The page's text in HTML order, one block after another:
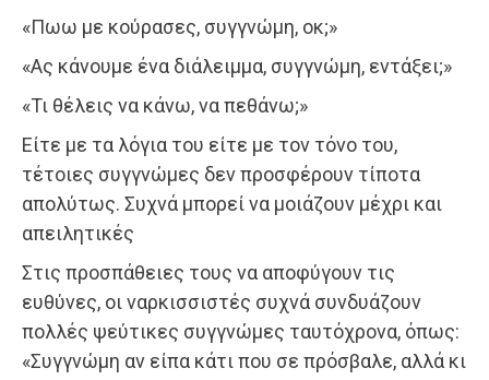
«Πωω με κούρασες, συγγνώμη, οκ;»
«Ας κάνουμε ένα διάλειμμα, συγγνώμη, εντάξει;»
«Τι θέλεις να κάνω, να πεθάνω;»
Είτε με τα λόγια του είτε με τον τόνο του,
τέτοιες συγγνώμες δεν προσφέρουν τίποτα
απολύτως. Συχνά μπορεί να μοιάζουν μέχρι και
απειλητικές
Στις προσπάθειες τους να αποφύγουν τις
ευθύνες, οι ναρκισσιστές συχνά συνδυάζουν
πολλές ψεύτικες συγγνώμες ταυτόχρονα, όπως:
«Συγγνώμη αν είπα κάτι που σε πρόσβαλε, αλλά κι